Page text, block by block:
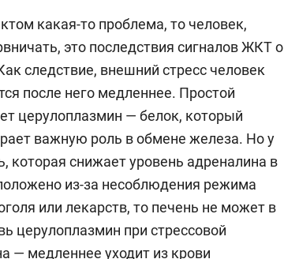
Сайфутдинов был шефом
и главным внештатным специалистом-
профессор заведует кафедрой
терапии КГМА – филиалом ФГБОУ ДПО
практику, консультирует
№7. Его сын
Ринат Рафикович
какая-то проблема, то человек,
это последствия сигналов ЖКТ о
следствие, внешний стресс человек
после него медленнее. Простой
церулоплазмин — белок, который
важную роль в обмене железа. Но у
которая снижает уровень адреналина в
из-за несоблюдения режима
или лекарств, то печень не может в
церулоплазмин при стрессовой
— медленнее уходит из крови